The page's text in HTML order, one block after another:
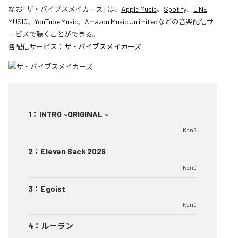
なお「ザ・バイブスメイカーズ」は、 Apple Music、 Spotify、 LINE
MUSIC、 YouTube Music、 Amazon Music Unlimitedなどの音楽配信サ
ービスで聴くことができる。
各配信サービス： ザ・バイブスメイカーズ
1 ： INTRO ~ORIGINAL ~
KonG
2 ： Eleven Back 2026
KonG
3 ： Egoist
KonG
4 ： ルーラン